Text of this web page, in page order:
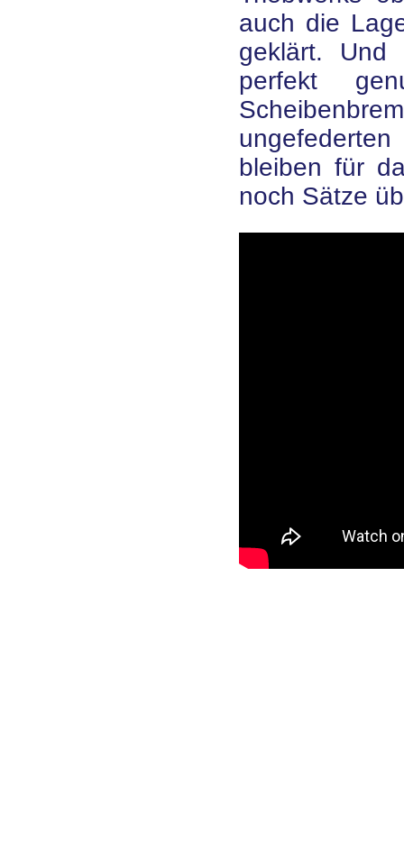
auch die
geklärt.
perfekt
bleiben für
noch Sätze